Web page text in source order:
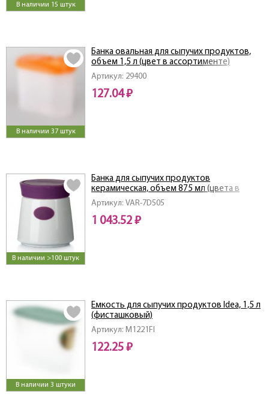
В наличии 15 штук
В наличии 37 штук
Артикул: 29400
Банка овальная для сыпучих продуктов,
объем 1,5 л (цвет в ассортименте)
127.04 ₽
В наличии >100 штук
Артикул: VAR-7D505
Банка для сыпучих продуктов
керамическая, объем 875 мл (цвета в
ассортименте)
1 043.52 ₽
В наличии 3 штуки
Артикул: M1221FI
Емкость для сыпучих продуктов Idea, 1,5 л
(фисташковый)
122.25 ₽